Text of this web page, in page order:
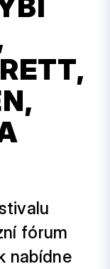
fórum
nabídne